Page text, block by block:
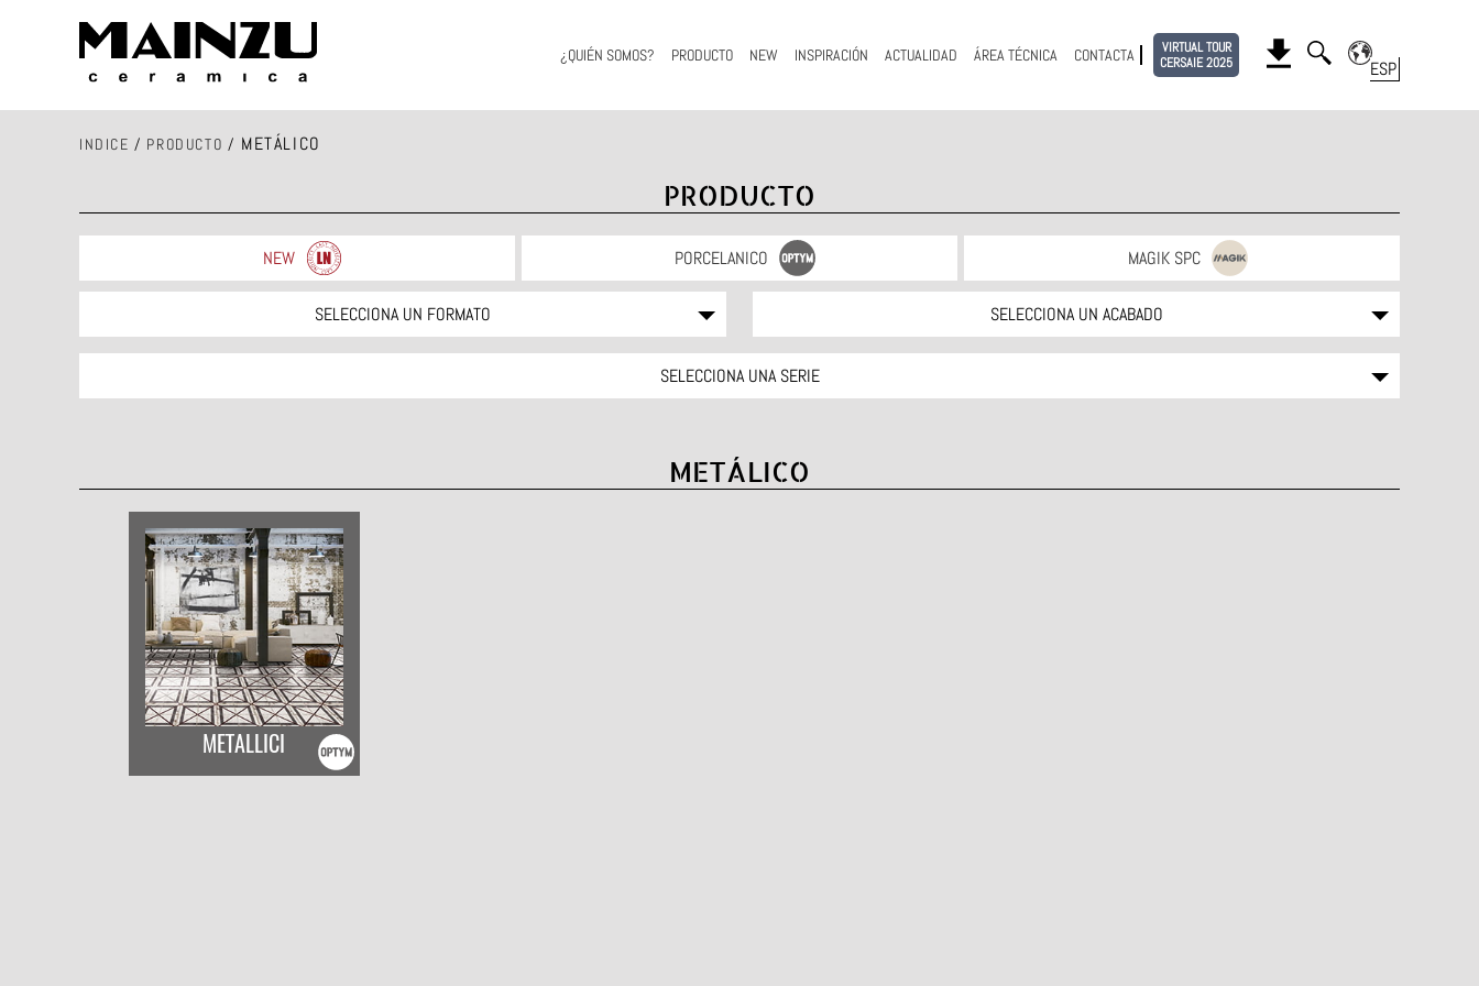
¿QUIÉN SOMOS? PRODUCTO NEW INSPIRACIÓN ACTUALIDAD ÁREA TÉCNICA CONTACTA
VIRTUAL TOUR
CERSAIE 2025
INDICE / PRODUCTO / METÁLICO
PRODUCTO
NEW PORCELANICO MAGIK SPC
SELECCIONA UN FORMATO SELECCIONA UN ACABADO
SELECCIONA UNA SERIE
METÁLICO
METALLICI